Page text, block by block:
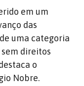
em um
das
uma categoria
direitos
o
Nobre.